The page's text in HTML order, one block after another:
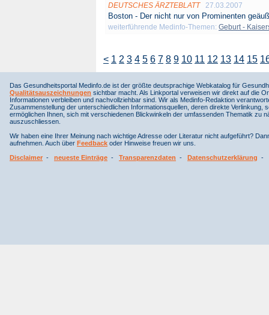
DEUTSCHES ÄRZTEBLATT 27.03.2007
Boston - Der nicht nur von Prominenten
weiterführende Medinfo-Themen: Geburt -
< 1 2 3 4 5 6 7 8 9 10 11 12 13 14 15
Das Gesundheitsportal Medinfo.de ist der größte deutsprachige Webkatalog für
Qualitätsauszeichnungen sichtbar macht. Als Linkportal verweisen wir direkt auf die
Informationen verbleiben und nachvollziehbar sind. Wir als Medinfo-Redaktion
Zusammenstellung der unterschiedlichen Informationsquellen, deren direkte
ermöglichen Ihnen, sich mit verschiedenen Blickwinkeln der umfassenden Thematik
auszuschliessen.
Wir haben eine Ihrer Meinung nach wichtige Adresse oder Literatur nicht aufgeführt?
aufnehmen. Auch über Feedback oder Hinweise freuen wir uns.
Disclaimer - neueste Einträge - Transparenzdaten - Datenschutzerklärung -